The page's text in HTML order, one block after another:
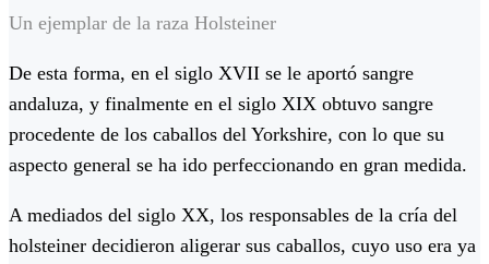
Un ejemplar de la raza Holsteiner
De esta forma, en el siglo XVII se le aportó sangre
andaluza, y finalmente en el siglo XIX obtuvo sangre
procedente de los caballos del Yorkshire, con lo que su
aspecto general se ha ido perfeccionando en gran medida.
A mediados del siglo XX, los responsables de la cría del
holsteiner decidieron aligerar sus caballos, cuyo uso era ya